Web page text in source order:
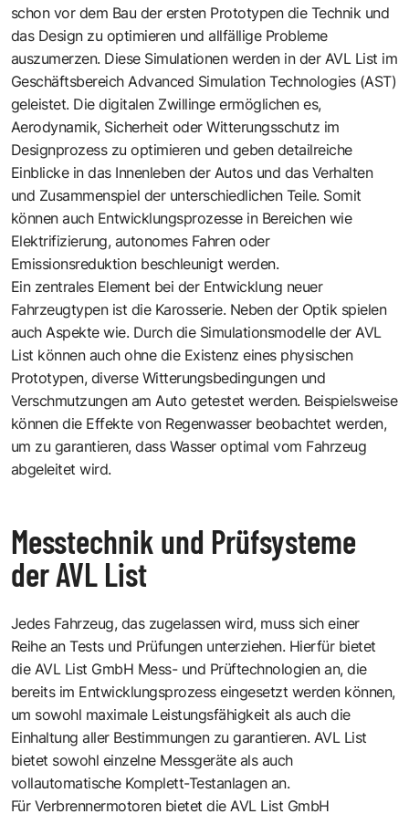
schon vor dem Bau der ersten Prototypen die Technik und
das Design zu optimieren und allfällige Probleme
auszumerzen. Diese Simulationen werden in der AVL List im
Geschäftsbereich Advanced Simulation Technologies (AST)
geleistet. Die digitalen Zwillinge ermöglichen es,
Aerodynamik, Sicherheit oder Witterungsschutz im
Designprozess zu optimieren und geben detailreiche
Einblicke in das Innenleben der Autos und das Verhalten
und Zusammenspiel der unterschiedlichen Teile. Somit
können auch Entwicklungsprozesse in Bereichen wie
Elektrifizierung, autonomes Fahren oder
Emissionsreduktion beschleunigt werden.
Ein zentrales Element bei der Entwicklung neuer
Fahrzeugtypen ist die Karosserie. Neben der Optik spielen
auch Aspekte wie. Durch die Simulationsmodelle der AVL
List können auch ohne die Existenz eines physischen
Prototypen, diverse Witterungsbedingungen und
Verschmutzungen am Auto getestet werden. Beispielsweise
können die Effekte von Regenwasser beobachtet werden,
um zu garantieren, dass Wasser optimal vom Fahrzeug
abgeleitet wird.
Messtechnik und Prüfsysteme
der AVL List
Jedes Fahrzeug, das zugelassen wird, muss sich einer
Reihe an Tests und Prüfungen unterziehen. Hierfür bietet
die AVL List GmbH Mess- und Prüftechnologien an, die
bereits im Entwicklungsprozess eingesetzt werden können,
um sowohl maximale Leistungsfähigkeit als auch die
Einhaltung aller Bestimmungen zu garantieren. AVL List
bietet sowohl einzelne Messgeräte als auch
vollautomatische Komplett-Testanlagen an.
Für Verbrennermotoren bietet die AVL List GmbH